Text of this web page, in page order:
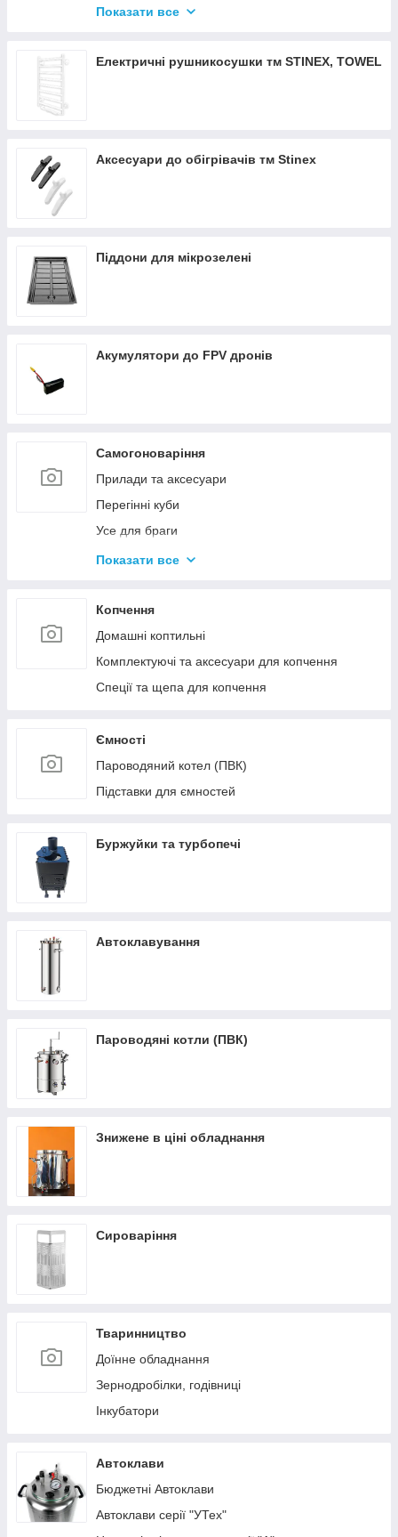
Електричні обігрівачі тм Stinex, COMBIE
Показати все
Електричні рушникосушки тм STINEX, TOWEL
Аксесуари до обігрівачів тм Stinex
Піддони для мікрозелені
Акумулятори до FPV дронів
Самогоноваріння
Прилади та аксесуари
Перегінні куби
Усе для браги
Комплектуючі та запчастини
Колони без ємності
Показати все
Копчення
Домашні коптильні
Комплектуючі та аксесуари для копчення
Спеції та щепа для копчення
Ємності
Пароводяний котел (ПВК)
Підставки для ємностей
Буржуйки та турбопечі
Автоклавування
Пароводяні котли (ПВК)
Знижене в ціні обладнання
Сироваріння
Тваринництво
Доїнне обладнання
Зернодробілки, годівниці
Інкубатори
Автоклави
Бюджетні Автоклави
Автоклави серії "УТех"